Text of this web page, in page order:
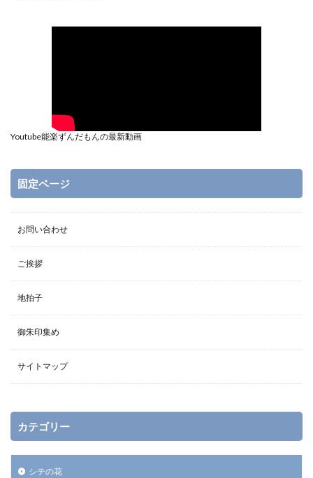
Youtube能楽ずんだもんの最新動画
固定ページ
お問い合わせ
ご挨拶
地拍子
御朱印集め
サイトマップ
カテゴリー
シテの花